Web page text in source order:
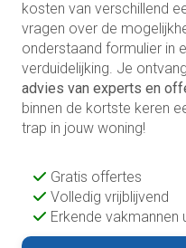
kosten van verschillend
vragen over de
onderstaand formulier in
verduidelijking. Je
advies van experts en
binnen de kortste keren
trap in jouw woning!
Gratis offertes
Volledig vrijblijvend
Erkende vakmannen